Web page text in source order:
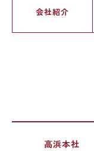
会社紹介
高浜本社